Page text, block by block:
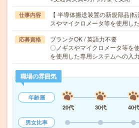
仕事内容
【 半導体搬送装置の新規部品(
スやマイクロメータ等を使用し
応募資格
ブランクOK / 英語力不要
〇ノギスやマイクロメータ等を
を使用した専用システムへの入
職場の雰囲気
年齢層
20代
30代 40代
男女比率